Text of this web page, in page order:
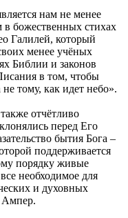
нам не менее
божественных стихах
Галилей, который
менее учёных
Библии и законов
в том, чтобы
тому, как идет небо».
отчётливо
перед Его
бытия Бога –
поддерживается
порядку живые
необходимое для
и духовных
Ампер.